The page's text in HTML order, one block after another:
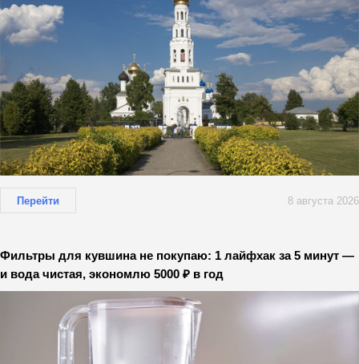
Перейти 8 августа 2026
Фильтры для кувшина не покупаю: 1 лайфхак за 5 минут —
и вода чистая, экономлю 5000 ₽ в год